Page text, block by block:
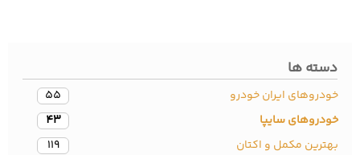
ها
ایران خودرو
سایپا
مکمل و اکتان